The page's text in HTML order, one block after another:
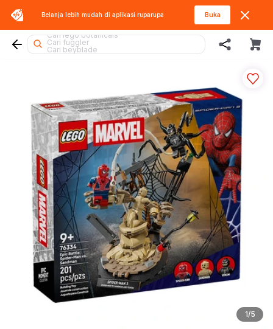
Belanja lebih mudah di aplikasi ruparupa Buka
Cari mobil
Cari lego botanicals
Cari fuggler
Cari beyblade
Cari spiderman
Cari thomas
Cari kiddy fun
Cari blaster
Cari gel blaster
Cari blokees
Cari lego superheroes
Cari rolife sanrio
Cari hot wheels
Cari hello kitty
Cari batman
Cari pokemon
Cari squishy
Cari diecast
Cari tobot
Cari sylvanian
1/5